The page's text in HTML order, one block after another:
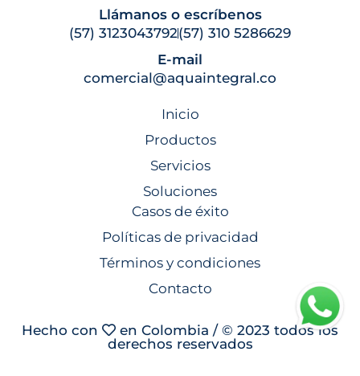
Llámanos o escríbenos
(57) 3123043792(57) 310 5286629
E-mail
comercial@aquaintegral.co
Inicio
Productos
Servicios
Soluciones
Casos de éxito
Políticas de privacidad
Términos y condiciones
Contacto
Hecho con
en Colombia / © 2023 todos los
derechos reservados